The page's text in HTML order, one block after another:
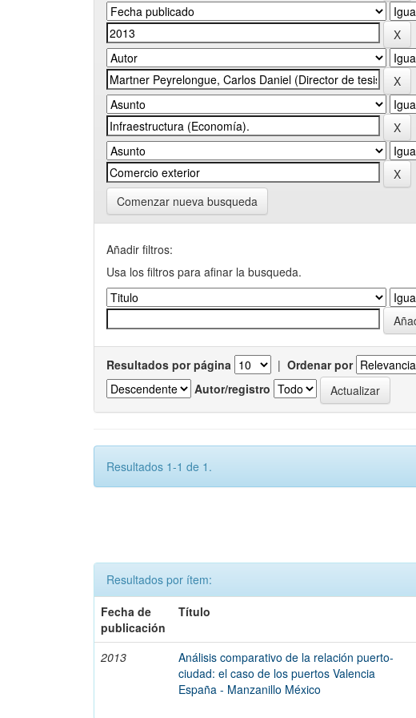
Comenzar nueva busqueda
Añadir filtros:
Usa los filtros para afinar la busqueda.
Resultados por página | Ordenar por
Autor/registro
Resultados 1-1 de 1.
Resultados por ítem:
Fecha de
publicación
Título
2013
Análisis comparativo de la relación puerto-
ciudad: el caso de los puertos Valencia
España - Manzanillo México